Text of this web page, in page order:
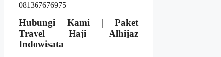
Hubungi Kami | Paket
Travel Haji Alhijaz
Indowisata